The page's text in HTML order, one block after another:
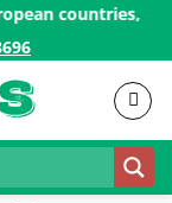
..✨ Buy